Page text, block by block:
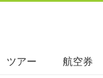
ツアー 航空券